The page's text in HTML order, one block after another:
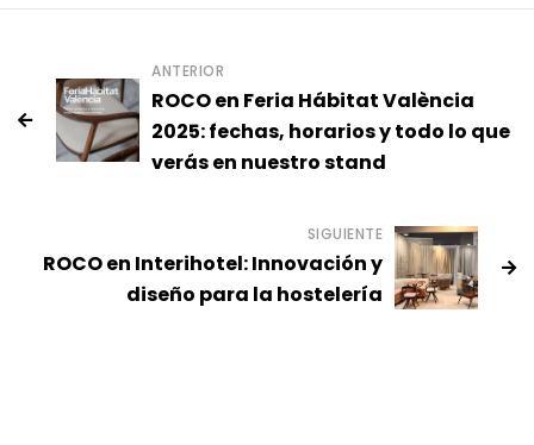
ANTERIOR
ROCO en Feria Hábitat València
2025: fechas, horarios y todo lo que
verás en nuestro stand
SIGUIENTE
ROCO en Interihotel: Innovación y
diseño para la hostelería